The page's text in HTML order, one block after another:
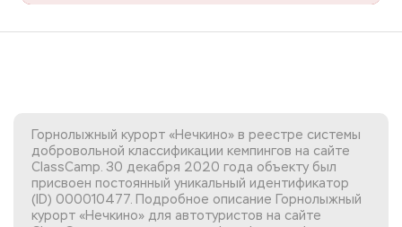
Горнолыжный курорт «Нечкино» в реестре системы
добровольной классификации кемпингов на сайте
ClassCamp. 30 декабря 2020 года объекту был
присвоен постоянный уникальный идентификатор
(ID) 000010477. Подробное описание Горнолыжный
курорт «Нечкино» для автотуристов на сайте